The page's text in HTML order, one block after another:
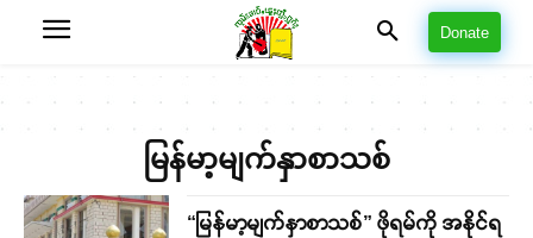
Donate
မြန်မာ့မျက်နှာစာသစ်
“မြန်မာ့မျက်နှာစာသစ်” ဖိုရမ်ကို အနိုင်ရ